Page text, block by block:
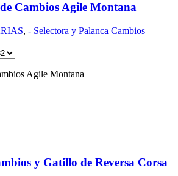
Cambios Agile Montana
, - Selectora y Palanca Cambios
Agile Montana
y Gatillo de Reversa Corsa